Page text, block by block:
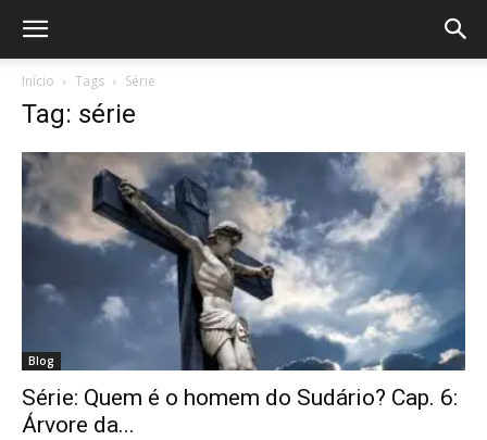
Início Tags Série
Tag: série
Blog
Série: Quem é o homem do Sudário? Cap. 6:
Árvore da...